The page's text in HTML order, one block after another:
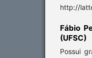
http://
Fábio
(UFSC)
Possui